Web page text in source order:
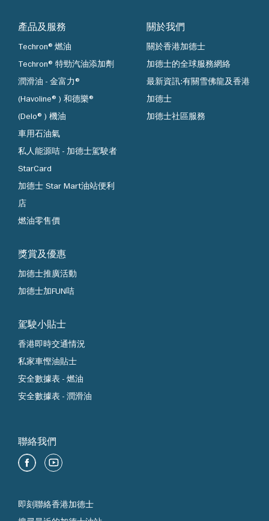
產品及服務
Techron®燃油
Techron® 特勁汽油添加劑
潤滑油 - 金富力®
(Havoline®) 和德樂®
(Delo®) 機油
車用石油氣
私人能源咭 - 加德士駕駛者
StarCard
加德士 Star Mart油站便利
店
獎賞及優惠
加德士推廣活動
駕駛小貼士
香港即時交通情況
私家車慳油貼士
安全數據表 - 燃油
關於我們
關於香港加德士
加德士的全球服務網絡
最新資訊:有關雪佛龍及香港
加德士
聯絡我們